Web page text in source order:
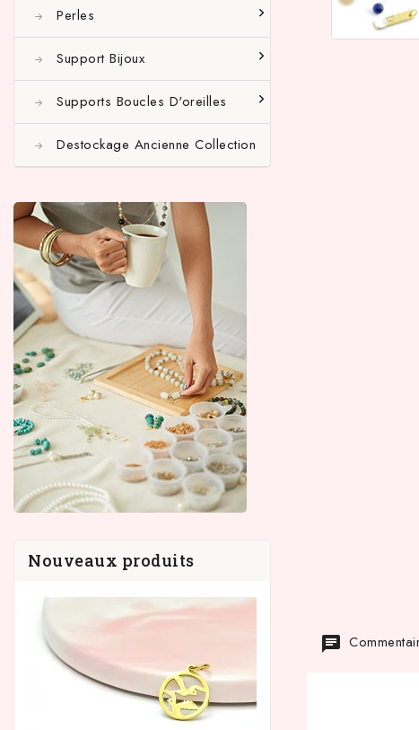
Perles
Argent
Support Bijoux
Supports Boucles D'oreilles
Destockage Ancienne Collection
Nouveaux produits